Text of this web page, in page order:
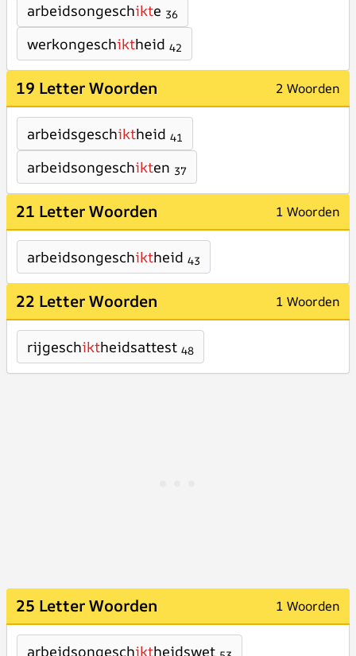
arbeidsongeschikte 36
werkongeschiktheid 42
19 Letter Woorden 2 Woorden
arbeidsgeschiktheid 41
arbeidsongeschikten 37
21 Letter Woorden 1 Woorden
arbeidsongeschiktheid 43
22 Letter Woorden 1 Woorden
rijgeschiktheidsattest 48
25 Letter Woorden 1 Woorden
arbeidsongeschiktheidswet